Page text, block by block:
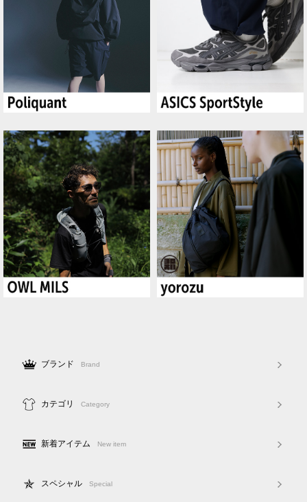
ブランド Brand
カテゴリ Category
新着アイテム New item
スペシャル Special